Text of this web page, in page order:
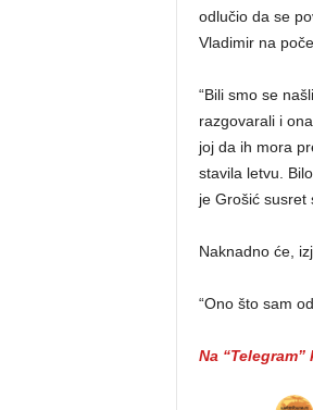
odlučio da se
Vladimir na
“Bili smo se
razgovarali i
joj da ih mora
stavila letvu.
je Grošić susret
Naknadno će,
“Ono što sam
Na